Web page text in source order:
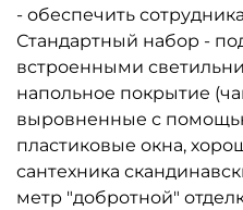
- обеспечить
Стандартный набор -
встроенными
напольное покрытие
выровненные с
пластиковые окна,
сантехника
метр "добротной"